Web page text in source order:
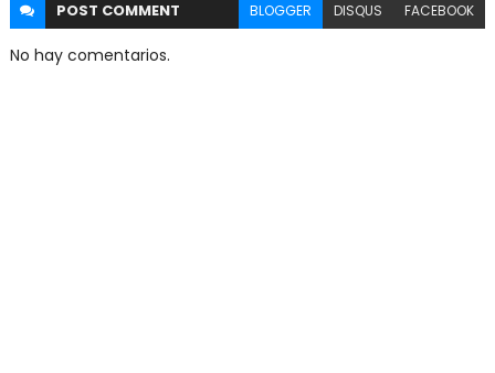
POST COMMENT BLOGGER DISQUS FACEBOOK
No hay comentarios.